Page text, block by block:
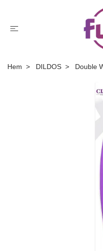
Hem DILDOS Double